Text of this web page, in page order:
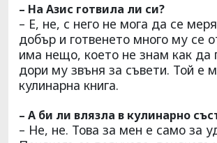
– На Азис готвила ли си?
– Е, не, с него не мога да се
добър и готвенето много му се
има нещо, което не знам как да
дори му звъня за съвети. Той е
кулинарна книга.
– А би ли влязла в кулинарно
– Не, не. Това за мен е само за